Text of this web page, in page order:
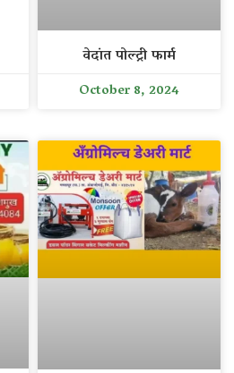
वेदांत पोल्ट्री फार्म
October 8, 2024